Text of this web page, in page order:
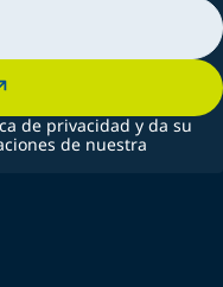
de privacidad y da su
de nuestra